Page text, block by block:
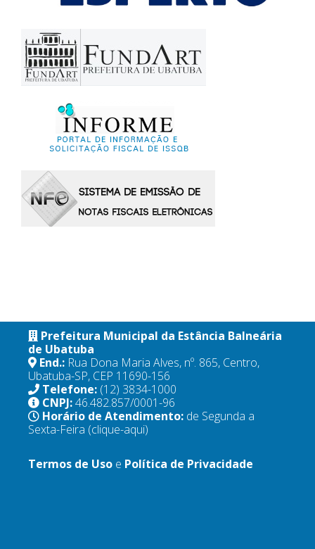
Prefeitura Municipal da Estância Balneária
de Ubatuba
End.: Rua Dona Maria Alves, nº. 865, Centro,
Ubatuba-SP, CEP 11690-156
Telefone: (12) 3834-1000
CNPJ:46.482.857/0001-96
Horário de Atendimento: de Segunda a
Sexta-Feira (clique-aqui)
Termos de Uso e Política de Privacidade